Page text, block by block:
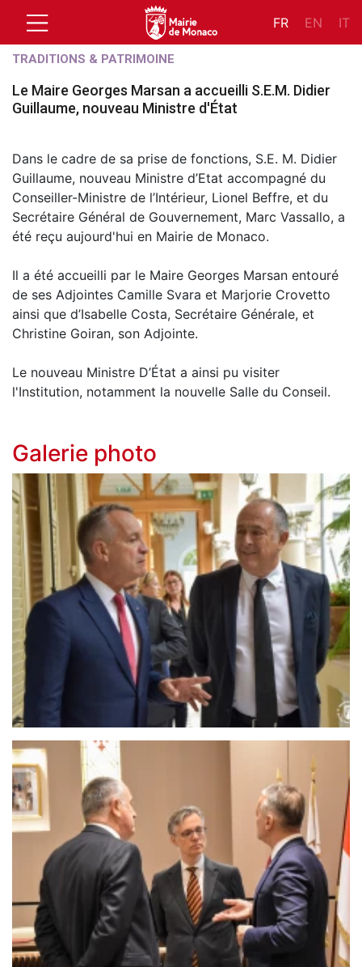
FR EN IT
TRADITIONS & PATRIMOINE
Le Maire Georges Marsan a accueilli S.E.M. Didier
Guillaume, nouveau Ministre d'État
Dans le cadre de sa prise de fonctions, S.E. M. Didier
Guillaume, nouveau Ministre d’Etat accompagné du
Conseiller-Ministre de l’Intérieur, Lionel Beffre, et du
Secrétaire Général de Gouvernement, Marc Vassallo, a
été reçu aujourd'hui en Mairie de Monaco.
Il a été accueilli par le Maire Georges Marsan entouré
de ses Adjointes Camille Svara et Marjorie Crovetto
ainsi que d’Isabelle Costa, Secrétaire Générale, et
Christine Goiran, son Adjointe.
Le nouveau Ministre D’État a ainsi pu visiter
l'Institution, notamment la nouvelle Salle du Conseil.
Galerie photo